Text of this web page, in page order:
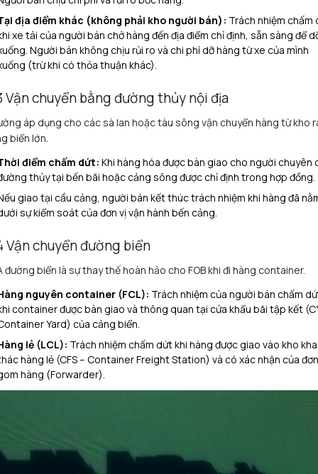
địa điểm khác (không phải kho người bán): Trách nhiệm chấm
xe tải của người bán chở hàng đến địa điểm chỉ định, sẵn sàng để
Người bán không chịu rủi ro và chi phí dỡ hàng từ xe của mình
(trừ khi có thỏa thuận khác).
Vận chuyển bằng đường thủy nội địa
áp dụng cho các sà lan hoặc tàu sông vận chuyển hàng từ kho
biển lớn.
điểm chấm dứt: Khi hàng hóa được bàn giao cho người chuyên
thủy tại bến bãi hoặc cảng sông được chỉ định trong hợp đồng.
giao tại cầu cảng, người bán kết thúc trách nhiệm khi hàng đã
sự kiểm soát của đơn vị vận hành bến cảng.
Vận chuyển đường biển
đường biển là sự thay thế hoàn hảo cho FOB khi đi hàng container.
nguyên container (FCL): Trách nhiệm của người bán chấm
container được bàn giao và thông quan tại cửa khẩu bãi tập kết
Yard) của cảng biển.
lẻ (LCL): Trách nhiệm chấm dứt khi hàng được giao vào kho
hàng lẻ (CFS – Container Freight Station) và có xác nhận của
hàng (Forwarder).